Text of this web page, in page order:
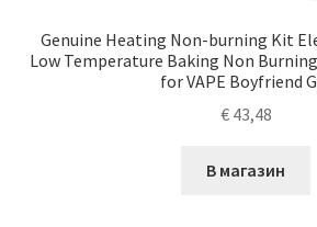
Genuine Heating Non-burning Kit
Low Temperature Baking Non
for VAPE Boyfriend
€43,48
В магазин